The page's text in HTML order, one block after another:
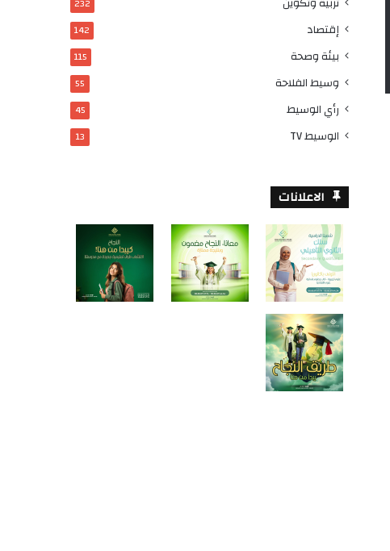
232
إقتصاد 142
بيئة وصحة 115
وسيط الفلاحة 55
رأي الوسيط 45
الوسيط TV 13
الاعلانات